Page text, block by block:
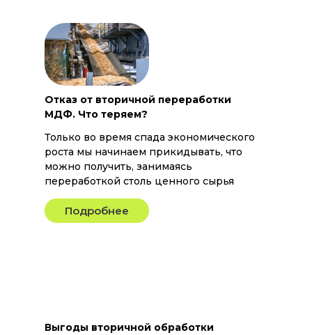
Отказ от вторичной переработки
МДФ. Что теряем?
Только во время спада экономического
роста мы начинаем прикидывать, что
можно получить, занимаясь
переработкой столь ценного сырья
Выгоды вторичной обработки
Подробнее